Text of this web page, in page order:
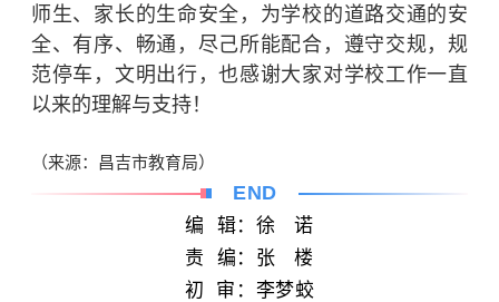
师生、家长的生命安全，为学校的道路交通的安
全、有序、畅通，尽己所能配合，遵守交规，规
范停车，文明出行，也感谢大家对学校工作一直
以来的理解与支持！
（来源：昌吉市教育局）
END
编 辑：徐 诺
责 编：张 楼
初 审：李梦蛟